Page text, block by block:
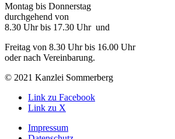
Mon­tag bis Don­ners­tag
durch­ge­hend von
8.30 Uhr bis 17.30 Uhr und
Frei­tag von 8.30 Uhr bis 16.00 Uhr
oder nach Ver­ein­ba­rung.
© 2021 Kanzlei Sommerberg
Link zu Facebook
Link zu X
Impressum